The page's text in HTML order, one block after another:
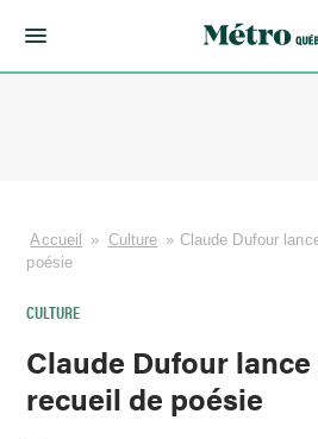
Accueil » Culture » Claude Dufour
poésie
CULTURE
Claude Dufour
recueil de poésie